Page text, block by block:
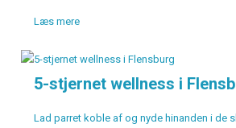
Læs mere
5-stjernet wellness i
Lad parret koble af og nyde hinanden i de